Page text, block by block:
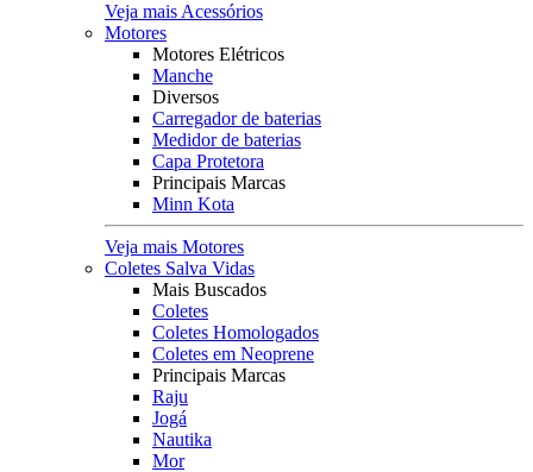
Veja mais Acessórios
Motores
Motores Elétricos
Manche
Diversos
Carregador de baterias
Medidor de baterias
Capa Protetora
Principais Marcas
Minn Kota
Veja mais Motores
Coletes Salva Vidas
Mais Buscados
Coletes
Coletes Homologados
Coletes em Neoprene
Principais Marcas
Raju
Jogá
Nautika
Mor